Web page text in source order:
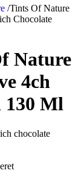
/Tints Of Nature
Chocolate
Nature
4ch
130 Ml
chocolate